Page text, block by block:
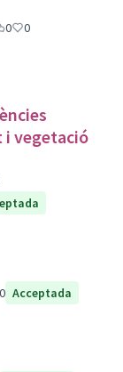
0
0
i vegetació
0 Acceptada